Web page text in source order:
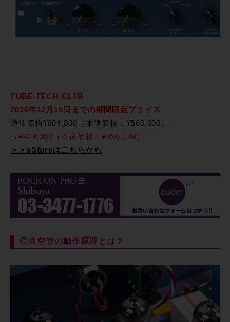
TUBE-TECH CL1B
2016年12月15日までの期間限定プライス
通常価格¥604,800（本体価格：¥560,000）
→ ¥428,000（本体価格：¥396,296）
＞＞eStoreはこちらから
◎真空管の動作原理とは？